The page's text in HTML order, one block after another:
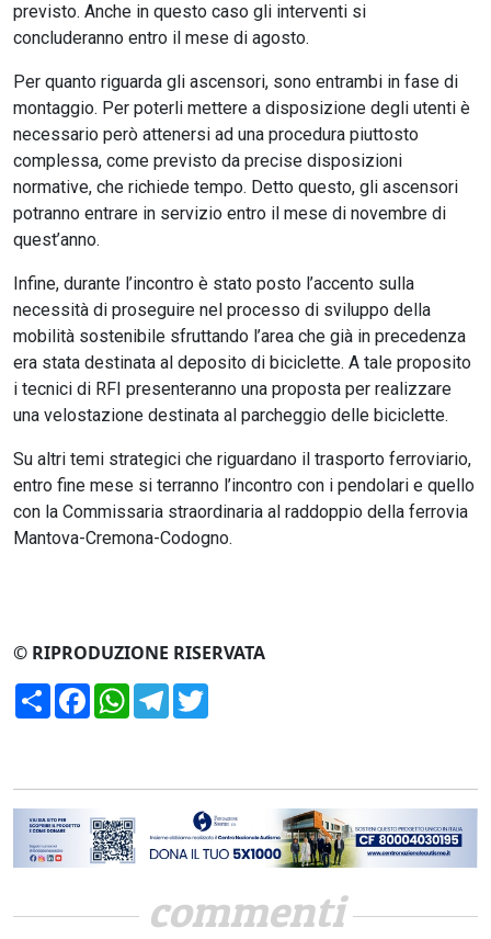
previsto. Anche in questo caso gli interventi si
concluderanno entro il mese di agosto.
Per quanto riguarda gli ascensori, sono entrambi in fase di
montaggio. Per poterli mettere a disposizione degli utenti è
necessario però attenersi ad una procedura piuttosto
complessa, come previsto da precise disposizioni
normative, che richiede tempo. Detto questo, gli ascensori
potranno entrare in servizio entro il mese di novembre di
quest’anno.
Infine, durante l’incontro è stato posto l’accento sulla
necessità di proseguire nel processo di sviluppo della
mobilità sostenibile sfruttando l’area che già in precedenza
era stata destinata al deposito di biciclette. A tale proposito
i tecnici di RFI presenteranno una proposta per realizzare
una velostazione destinata al parcheggio delle biciclette.
Su altri temi strategici che riguardano il trasporto ferroviario,
entro fine mese si terranno l’incontro con i pendolari e quello
con la Commissaria straordinaria al raddoppio della ferrovia
Mantova-Cremona-Codogno.
© RIPRODUZIONE RISERVATA
CondividiFacebookWhatsApp
Telegram
commenti